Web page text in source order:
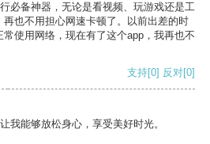
必备神器，无论是看视频、玩游戏还是工
也不用担心网速卡顿了。以前出差的时
使用网络，现在有了这个app，我再也不
支持[0] 反对[0]
我能够放松身心，享受美好时光。